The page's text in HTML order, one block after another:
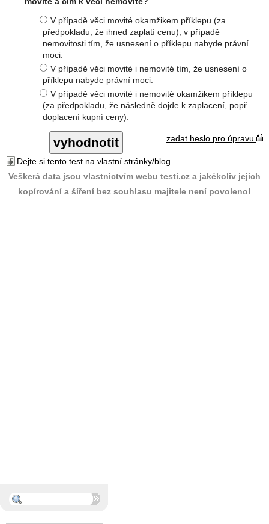
V případě věci movité okamžikem příklepu (za
předpokladu, že ihned zaplatí cenu), v případě
nemovitosti tím, že usnesení o příklepu nabyde právní
moci.
V případě věci movité i nemovité tím, že usnesení o
příklepu nabyde právní moci.
V případě věci movité i nemovité okamžikem příklepu
(za předpokladu, že následně dojde k zaplacení, popř.
doplacení kupní ceny).
zadat heslo pro úpravu
Dejte si tento test na vlastní stránky/blog
Veškerá data jsou vlastnictvím webu testi.cz a jakékoliv jejich
kopírování a šíření bez souhlasu majitele není povoleno!